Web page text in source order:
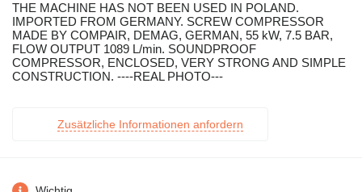
THE MACHINE HAS NOT BEEN USED IN POLAND.
IMPORTED FROM GERMANY. SCREW COMPRESSOR
MADE BY COMPAIR, DEMAG, GERMAN, 55 kW, 7.5 BAR,
FLOW OUTPUT 1089 L/min. SOUNDPROOF
COMPRESSOR, ENCLOSED, VERY STRONG AND SIMPLE
CONSTRUCTION. ----REAL PHOTO---
Zusätzliche Informationen anfordern